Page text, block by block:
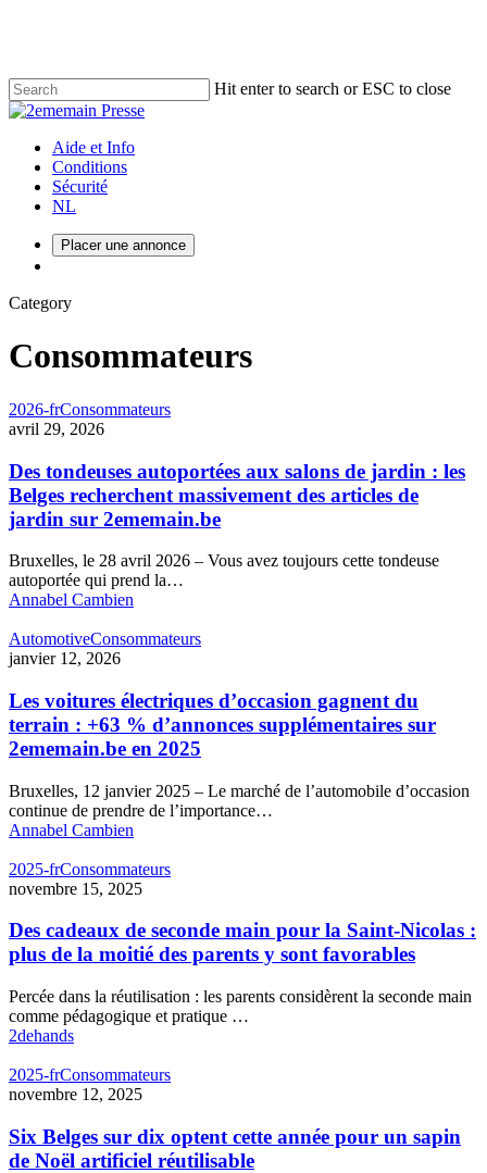
content
Hit enter to search or ESC to close
Close
Menu
Aide et Info
Conditions
Sécurité
NL
Placer une annonce
Category
Consommateurs
2026-frConsommateurs
avril 29, 2026
Des tondeuses autoportées aux salons de jardin : les
Belges recherchent massivement des articles de
jardin sur 2ememain.be
Bruxelles, le 28 avril 2026 – Vous avez toujours cette tondeuse
autoportée qui prend la…
Annabel Cambien
AutomotiveConsommateurs
janvier 12, 2026
Les voitures électriques d’occasion gagnent du
terrain : +63 % d’annonces supplémentaires sur
2ememain.be en 2025
Bruxelles, 12 janvier 2025 – Le marché de l’automobile d’occasion
continue de prendre de l’importance…
Annabel Cambien
2025-frConsommateurs
novembre 15, 2025
Des cadeaux de seconde main pour la Saint-Nicolas :
plus de la moitié des parents y sont favorables
Percée dans la réutilisation : les parents considèrent la seconde main
comme pédagogique et pratique …
2dehands
2025-frConsommateurs
novembre 12, 2025
Six Belges sur dix optent cette année pour un sapin
de Noël artificiel réutilisable